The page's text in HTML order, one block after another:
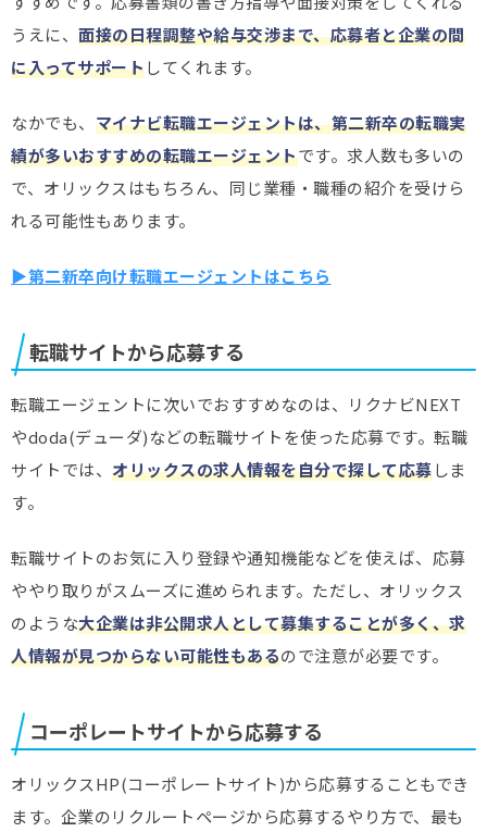
うえに、 面接の日程調整や給与交渉まで、応募者と企業の間
に入ってサポートしてくれます。
なかでも、 マイナビ転職エージェントは、第二新卒の転職実
績が多いおすすめの転職エージェントです。求人数も多いの
で、オリックスはもちろん、同じ業種・職種の紹介を受けら
れる可能性もあります。
▶第二新卒向け転職エージェントはこちら
転職サイトから応募する
転職エージェントに次いでおすすめなのは、リクナビNEXT
やdoda(デューダ)などの転職サイトを使った応募です。転職
サイトでは、 オリックスの求人情報を自分で探して応募しま
す。
転職サイトのお気に入り登録や通知機能などを使えば、応募
ややり取りがスムーズに進められます。ただし、オリックス
のような大企業は非公開求人として募集することが多く、求
人情報が見つからない可能性もあるので注意が必要です。
コーポレートサイトから応募する
オリックスHP(コーポレートサイト)から応募することもでき
ます。企業のリクルートページから応募するやり方で、最も